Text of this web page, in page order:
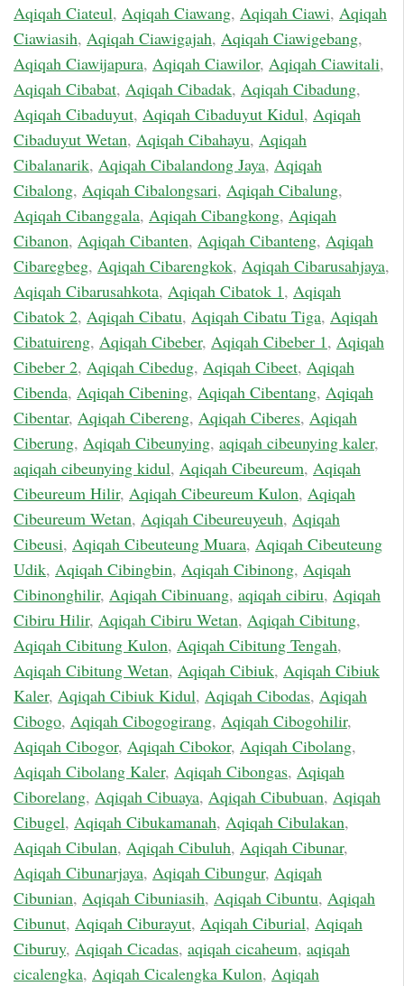
Aqiqah Ciateul, Aqiqah Ciawang, Aqiqah Ciawi, Aqiqah
Ciawiasih, Aqiqah Ciawigajah, Aqiqah Ciawigebang,
Aqiqah Ciawijapura, Aqiqah Ciawilor, Aqiqah Ciawitali,
Aqiqah Cibabat, Aqiqah Cibadak, Aqiqah Cibadung,
Aqiqah Cibaduyut, Aqiqah Cibaduyut Kidul, Aqiqah
Cibaduyut Wetan, Aqiqah Cibahayu, Aqiqah
Cibalanarik, Aqiqah Cibalandong Jaya, Aqiqah
Cibalong, Aqiqah Cibalongsari, Aqiqah Cibalung,
Aqiqah Cibanggala, Aqiqah Cibangkong, Aqiqah
Cibanon, Aqiqah Cibanten, Aqiqah Cibanteng, Aqiqah
Cibaregbeg, Aqiqah Cibarengkok, Aqiqah Cibarusahjaya,
Aqiqah Cibarusahkota, Aqiqah Cibatok 1, Aqiqah
Cibatok 2, Aqiqah Cibatu, Aqiqah Cibatu Tiga, Aqiqah
Cibatuireng, Aqiqah Cibeber, Aqiqah Cibeber 1, Aqiqah
Cibeber 2, Aqiqah Cibedug, Aqiqah Cibeet, Aqiqah
Cibenda, Aqiqah Cibening, Aqiqah Cibentang, Aqiqah
Cibentar, Aqiqah Cibereng, Aqiqah Ciberes, Aqiqah
Ciberung, Aqiqah Cibeunying, aqiqah cibeunying kaler,
aqiqah cibeunying kidul, Aqiqah Cibeureum, Aqiqah
Cibeureum Hilir, Aqiqah Cibeureum Kulon, Aqiqah
Cibeureum Wetan, Aqiqah Cibeureuyeuh, Aqiqah
Cibeusi, Aqiqah Cibeuteung Muara, Aqiqah Cibeuteung
Udik, Aqiqah Cibingbin, Aqiqah Cibinong, Aqiqah
Cibinonghilir, Aqiqah Cibinuang, aqiqah cibiru, Aqiqah
Cibiru Hilir, Aqiqah Cibiru Wetan, Aqiqah Cibitung,
Aqiqah Cibitung Kulon, Aqiqah Cibitung Tengah,
Aqiqah Cibitung Wetan, Aqiqah Cibiuk, Aqiqah Cibiuk
Kaler, Aqiqah Cibiuk Kidul, Aqiqah Cibodas, Aqiqah
Cibogo, Aqiqah Cibogogirang, Aqiqah Cibogohilir,
Aqiqah Cibogor, Aqiqah Cibokor, Aqiqah Cibolang,
Aqiqah Cibolang Kaler, Aqiqah Cibongas, Aqiqah
Ciborelang, Aqiqah Cibuaya, Aqiqah Cibubuan, Aqiqah
Cibugel, Aqiqah Cibukamanah, Aqiqah Cibulakan,
Aqiqah Cibulan, Aqiqah Cibuluh, Aqiqah Cibunar,
Aqiqah Cibunarjaya, Aqiqah Cibungur, Aqiqah
Cibunian, Aqiqah Cibuniasih, Aqiqah Cibuntu, Aqiqah
Cibunut, Aqiqah Ciburayut, Aqiqah Ciburial, Aqiqah
Ciburuy, Aqiqah Cicadas, aqiqah cicaheum, aqiqah
cicalengka, Aqiqah Cicalengka Kulon, Aqiqah